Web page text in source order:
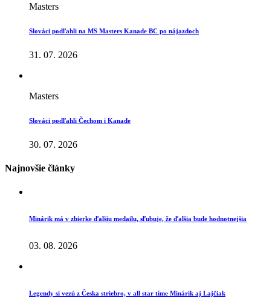
Masters
Slováci podľahli na MS Masters Kanade BC po nájazdoch
31. 07. 2026
Masters
Slováci podľahli Čechom i Kanade
30. 07. 2026
Najnovšie články
Minárik má v zbierke ďalšiu medailu, sľubuje, že ďalšia bude hodnotnejšia
03. 08. 2026
Legendy si vezú z Česka striebro, v all star tíme Minárik aj Lajčiak